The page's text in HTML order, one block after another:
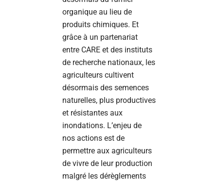
organique au lieu de
produits chimiques. Et
grâce à un partenariat
entre CARE et des instituts
de recherche nationaux, les
agriculteurs cultivent
désormais des semences
naturelles, plus productives
et résistantes aux
inondations. L’enjeu de
nos actions est de
permettre aux agriculteurs
de vivre de leur production
malgré les dérèglements